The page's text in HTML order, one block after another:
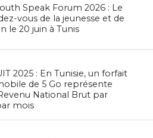
Speak Forum 2026 : Le
vous de la jeunesse et de
le 20 juin à Tunis
2025 : En Tunisie, un forfait
de 5 Go représente
National Brut par
mois